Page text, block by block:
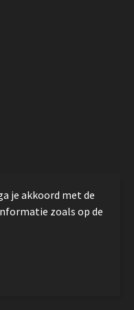
je akkoord met de
zoals op de